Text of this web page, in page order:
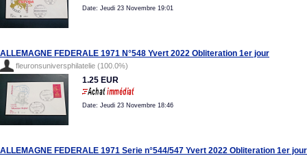
Date: Jeudi 23 Novembre 19:01
ALLEMAGNE FEDERALE 1971 N°548 Yvert 2022 Obliteration 1er jour
fleuronsuniversphilatelie (100.0%)
1.25 EUR
Date: Jeudi 23 Novembre 18:46
ALLEMAGNE FEDERALE 1971 Serie n°544/547 Yvert 2022 Obliteration 1er jour